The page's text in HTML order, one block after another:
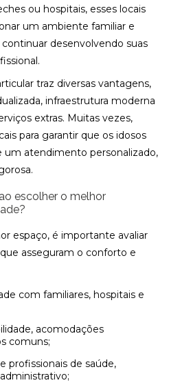
ou hospitais, esses locais
um ambiente familiar e
desenvolvendo suas
traz diversas vantagens,
infraestrutura moderna
extras. Muitas vezes,
para garantir que os idosos
um atendimento personalizado,
escolher o melhor
espaço, é importante avaliar
asseguram o conforto e
comuns;